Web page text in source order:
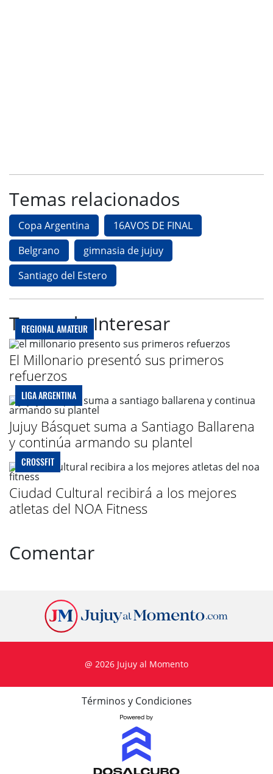
Temas relacionados
Copa Argentina
16AVOS DE FINAL
Belgrano
gimnasia de jujuy
Santiago del Estero
Te puede Interesar
REGIONAL AMATEUR
El Millonario presentó sus primeros
refuerzos
LIGA ARGENTINA
Jujuy Básquet suma a Santiago Ballarena
y continúa armando su plantel
CROSSFIT
Ciudad Cultural recibirá a los mejores
atletas del NOA Fitness
Comentar
@ 2026 Jujuy al Momento
Términos y Condiciones